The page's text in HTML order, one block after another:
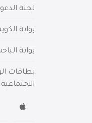
لجنة
بوابة
بوابة
بطاقات
الاجتماعية